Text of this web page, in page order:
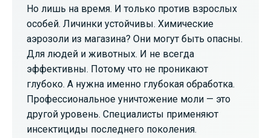
Но лишь на время. И только против взрослых
особей. Личинки устойчивы. Химические
аэрозоли из магазина? Они могут быть опасны.
Для людей и животных. И не всегда
эффективны. Потому что не проникают
глубоко. А нужна именно глубокая обработка.
Профессиональное уничтожение моли — это
другой уровень. Специалисты применяют
инсектициды последнего поколения.